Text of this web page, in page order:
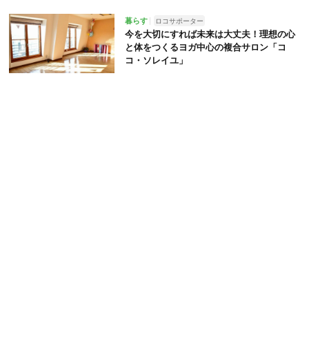
暮らす ロコサポーター
今を大切にすれば未来は大丈夫！理想の心
と体をつくるヨガ中心の複合サロン「コ
コ・ソレイユ」